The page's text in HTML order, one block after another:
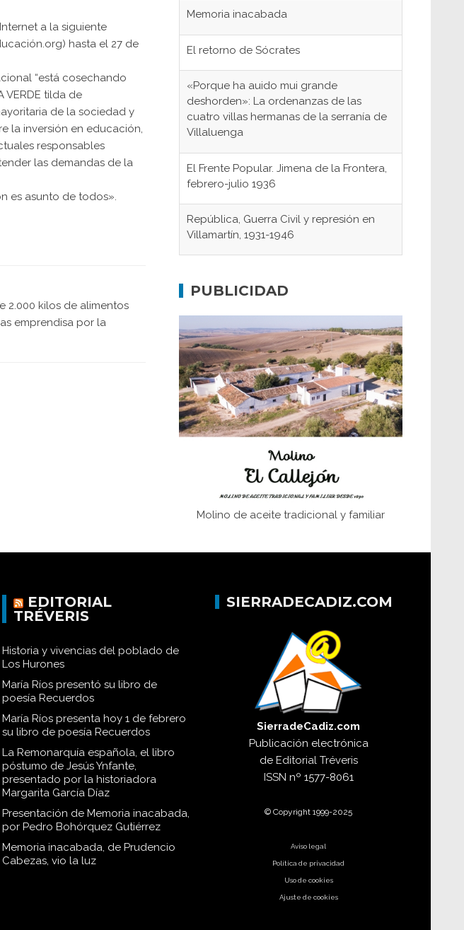
a la siguiente
hasta el 27 de
“está cosechando
VERDE tilda de
de la sociedad y
la inversión en educación,
responsables
las demandas de la
es asunto de todos».
2.000 kilos de alimentos
emprendisa por la
El retorno de Sócrates
«Porque ha auido mui grande
deshorden»: La ordenanzas de las
cuatro villas hermanas de la serranía de
Villaluenga
El Frente Popular. Jimena de la Frontera,
febrero-julio 1936
República, Guerra Civil y represión en
Villamartín, 1931-1946
Gaditanos deportados a campos de
concentración nazis
Don Perafán de Ribera y sus
El Frente Popular. Ubrique, febrero-julio
1936
Juntar las letras. La alfabetización en el
campo: del afán de saber a la
autogestión
Historia y vivencias del poblado de Los
PUBLICIDAD
Molino de aceite tradicional y familiar
EDITORIAL
TRÉVERIS
Historia y vivencias del poblado de
Los Hurones
María Ríos presentó su libro de
poesía Recuerdos
María Ríos presenta hoy 1 de febrero
su libro de poesía Recuerdos
La Remonarquía española, el libro
póstumo de Jesús Ynfante,
presentado por la historiadora
Margarita García Díaz
Presentación de Memoria inacabada,
por Pedro Bohórquez Gutiérrez
Memoria inacabada, de Prudencio
Cabezas, vio la luz
SIERRADECADIZ.COM
SierradeCadiz.com
Publicación electrónica
de Editorial Tréveris
ISSN nº 1577-8061
© Copyright 1999-2025
Aviso legal
Política de privacidad
Uso de cookies
Ajuste de cookies